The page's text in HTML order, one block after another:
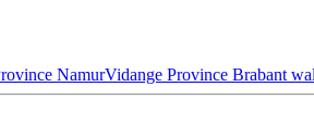
NamurVidange Province Brabant